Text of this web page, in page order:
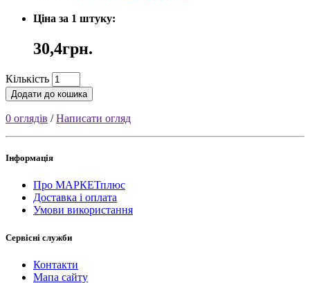
Ціна за 1 штуку:
30,4грн.
Кількість
Додати до кошика
0 оглядів /Написати огляд
Інформація
Про МАРКЕТплюс
Доставка і оплата
Умови використання
Сервісні служби
Контакти
Мапа сайту